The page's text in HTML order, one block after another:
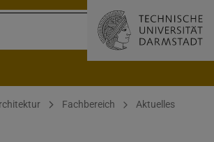
Fachbereich Aktuelles